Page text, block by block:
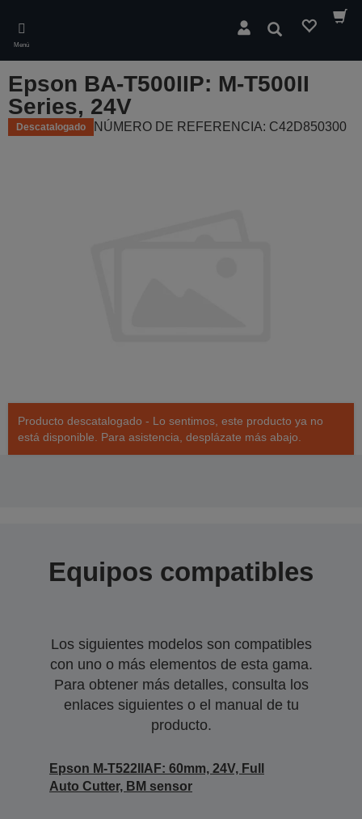
main
content
Menú
Buscar
Epson BA-T500IIP: M-T500II
Series, 24V
Descatalogado NÚMERO DE REFERENCIA: C42D850300
Producto descatalogado - Lo sentimos, este producto ya no
está disponible. Para asistencia, desplázate más abajo.
Equipos compatibles
Los siguientes modelos son compatibles
con uno o más elementos de esta gama.
Para obtener más detalles, consulta los
enlaces siguientes o el manual de tu
producto.
Epson M-T522IIAF: 60mm, 24V, Full
Auto Cutter, BM sensor